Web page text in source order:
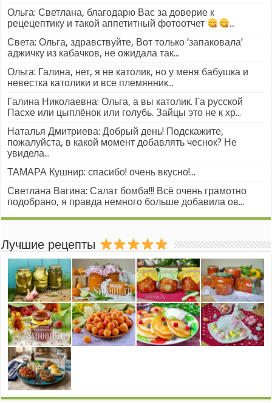
Ольга: Светлана, благодарю Вас за доверие к
рецецептику и такой аппетитный фотоотчет
...
Света: Ольга, здравствуйте, Вот только ‘запаковала’
аджичку из кабачков, не ожидала так...
Ольга: Галина, нет, я не католик, но у меня бабушка и
невестка католики и все племянник...
Галина Николаевна: Ольга, а вы католик. Га русской
Пасхе или цыплёнок или голубь. Зайцы это не к хр...
Наталья Дмитриева: Добрый день! Подскажите,
пожалуйста, в какой момент добавлять чеснок? Не
увидела...
ТАМАРА Кушнир: спасибо! очень вкусно!...
Светлана Вагина: Салат бомба!!! Всё очень грамотно
подобрано, я правда немного больше добавила ов...
Лучшие рецепты